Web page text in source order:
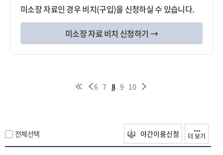
미소장 자료인 경우 비치(구입)을 신청하실 수 있습니다.
미소장 자료 비치 신청하기 →
6 7 8 9 10
전체선택 야간이용신청 더 보기